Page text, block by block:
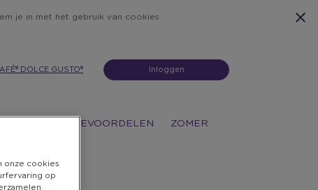
je in met het gebruik van cookies.
DOLCE GUSTO® Inloggen
KOFFIEVOORDELEN ZOMER
onze cookies
op